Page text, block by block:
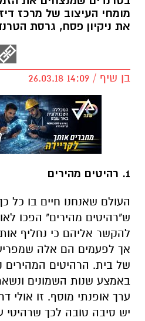
מומחי העיצוב של מרכז
את ניקיון פסח, גרסת
בן שיף / 14:09 26.03.18
1. רהיטים מהירים
העולם שאנחנו חיים בו כל
ש"רהיטים מהירים" הפכו
להקשר אליהם כי נחליף
אך לפעמים הם אלה
של בית. הרהיטים המהירים
באמצע שנות השמונים
ערך אופנתי מוסף. זו אולי
יש סיבה טובה לכך שרהיטי